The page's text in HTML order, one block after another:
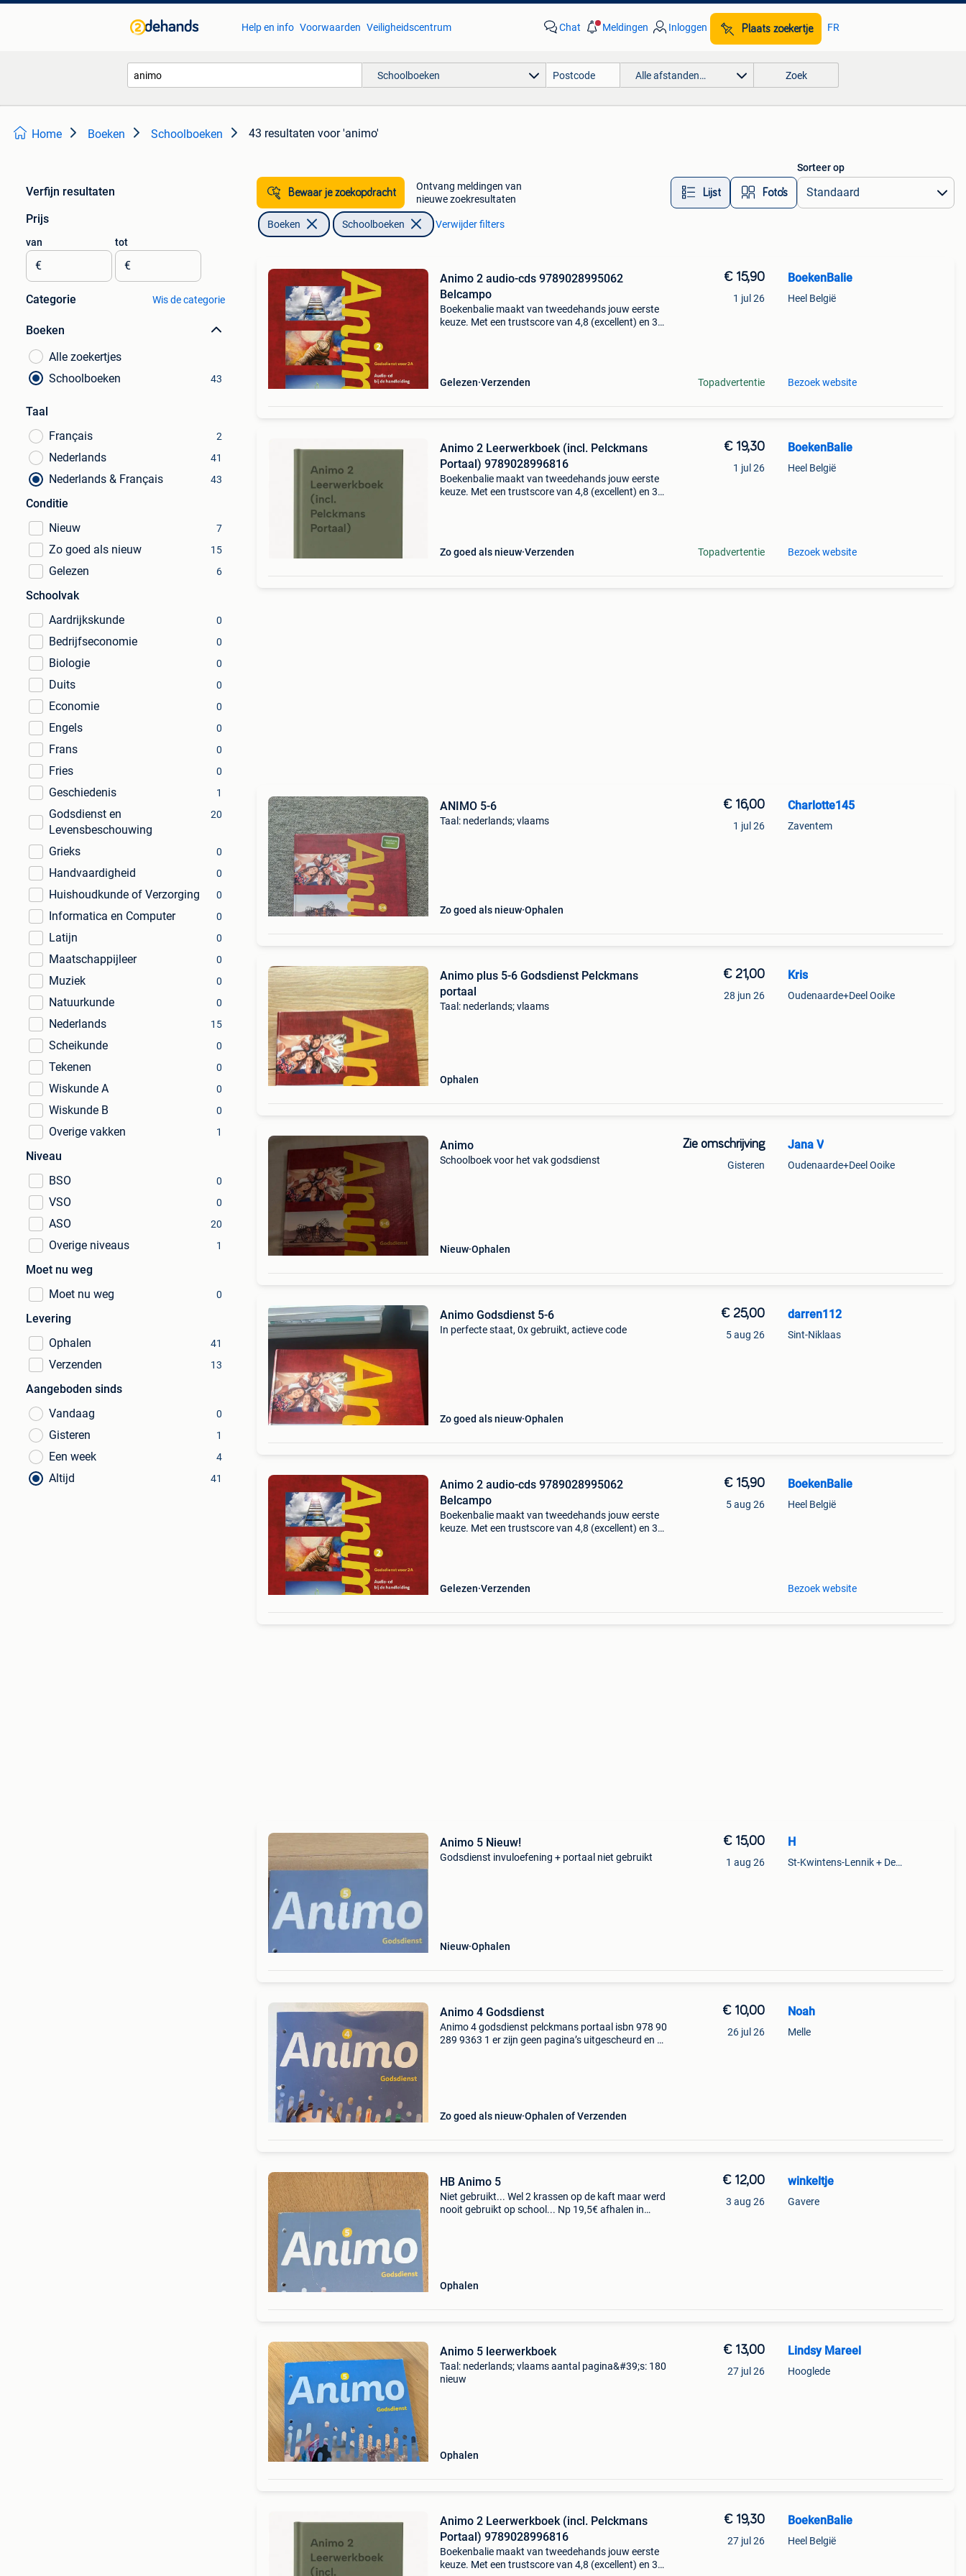
Help en info Voorwaarden Veiligheidscentrum Chat Meldingen Inloggen Plaats zoekertje FR
Schoolboeken Alle afstanden… Zoek
Home Boeken Schoolboeken 43 resultaten voor 'animo'
Verfijn resultaten
Prijs
van
€
tot
€
Categorie Wis de categorie
Boeken
Alle zoekertjes
Schoolboeken
43
Taal
Français
2
Nederlands 41
Nederlands & Français 43
Conditie
Nieuw
7
Zo goed als nieuw 15
Gelezen 6
Schoolvak
Aardrijkskunde
0
Bedrijfseconomie 0
Biologie 0
Duits 0
Economie 0
Engels 0
Frans 0
Fries 0
Geschiedenis 1
Godsdienst en
Levensbeschouwing
20
Grieks 0
Handvaardigheid 0
Huishoudkunde of Verzorging 0
Informatica en Computer 0
Latijn 0
Maatschappijleer 0
Muziek 0
Natuurkunde 0
Nederlands 15
Scheikunde 0
Tekenen 0
Wiskunde A 0
Wiskunde B 0
Overige vakken 1
Niveau
BSO
0
VSO 0
ASO 20
Overige niveaus 1
Moet nu weg
Moet nu weg
0
Levering
Ophalen
41
Verzenden 13
Aangeboden sinds
Vandaag
0
Gisteren 1
Een week 4
Altijd 41
Bewaar je zoekopdracht
Ontvang meldingen van
nieuwe zoekresultaten
Lijst Foto’s
Sorteer op
Boeken Schoolboeken Verwijder filters
Animo 2 audio-cds 9789028995062
Belcampo
Boekenbalie maakt van tweedehands jouw eerste
keuze. Met een trustscore van 4,8 (excellent) en 30
Gelezen Verzenden
€ 15,90
1 jul 26
Topadvertentie
BoekenBalie
Heel België
Bezoek website
Animo 2 Leerwerkboek (incl. Pelckmans
Portaal) 9789028996816
Boekenbalie maakt van tweedehands jouw eerste
keuze. Met een trustscore van 4,8 (excellent) en 30
Zo goed als nieuw Verzenden
€ 19,30
1 jul 26
Topadvertentie
BoekenBalie
Heel België
Bezoek website
ANIMO 5-6
Taal: nederlands; vlaams
Zo goed als nieuw Ophalen
€ 16,00
1 jul 26
Charlotte145
Zaventem
Animo plus 5-6 Godsdienst Pelckmans
portaal
Taal: nederlands; vlaams
Ophalen
€ 21,00
28 jun 26
Kris
Oudenaarde+Deel Ooike
Animo
Schoolboek voor het vak godsdienst
Nieuw Ophalen
Zie omschrijving
Gisteren
Jana V
Oudenaarde+Deel Ooike
Animo Godsdienst 5-6
In perfecte staat, 0x gebruikt, actieve code
Zo goed als nieuw Ophalen
€ 25,00
5 aug 26
darren112
Sint-Niklaas
Animo 2 audio-cds 9789028995062
Belcampo
Boekenbalie maakt van tweedehands jouw eerste
keuze. Met een trustscore van 4,8 (excellent) en 30
Gelezen Verzenden
€ 15,90
5 aug 26
BoekenBalie
Heel België
Bezoek website
Animo 5 Nieuw!
Godsdienst invuloefening + portaal niet gebruikt
Nieuw Ophalen
€ 15,00
1 aug 26
H
St-Kwintens-Lennik + Deel Roosdaal
Animo 4 Godsdienst
Animo 4 godsdienst pelckmans portaal isbn 978 90
289 9363 1 er zijn geen pagina’s uitgescheurd en er
Zo goed als nieuw Ophalen of Verzenden
€ 10,00
26 jul 26
Noah
Melle
HB Animo 5
Niet gebruikt... Wel 2 krassen op de kaft maar werd
nooit gebruikt op school... Np 19,5€ afhalen in
Ophalen
€ 12,00
3 aug 26
winkeltje
Gavere
Animo 5 leerwerkboek
Taal: nederlands; vlaams aantal pagina&#39;s: 180
nieuw
Ophalen
€ 13,00
27 jul 26
Lindsy Mareel
Hooglede
Animo 2 Leerwerkboek (incl. Pelckmans
Portaal) 9789028996816
Boekenbalie maakt van tweedehands jouw eerste
keuze. Met een trustscore van 4,8 (excellent) en 30
€ 19,30
27 jul 26
BoekenBalie
Heel België